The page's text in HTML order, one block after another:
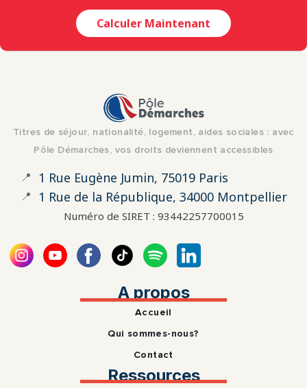
Calculer Maintenant
Titres de séjour, nationalité, logement, aides sociales : avec
Pôle Démarches, vos droits deviennent accessibles
📍 1 Rue Eugène Jumin, 75019 Paris
📍 1 Rue de la République, 34000 Montpellier
Numéro de SIRET : 93442257700015
A propos
Accueil
Qui sommes-nous?
Contact
Ressources